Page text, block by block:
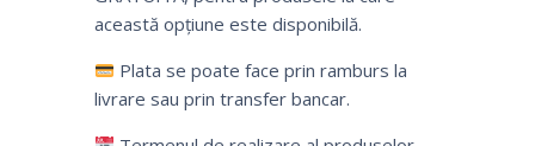
această opțiune este disponibilă.
Plata se poate face prin ramburs la
livrare sau prin transfer bancar.